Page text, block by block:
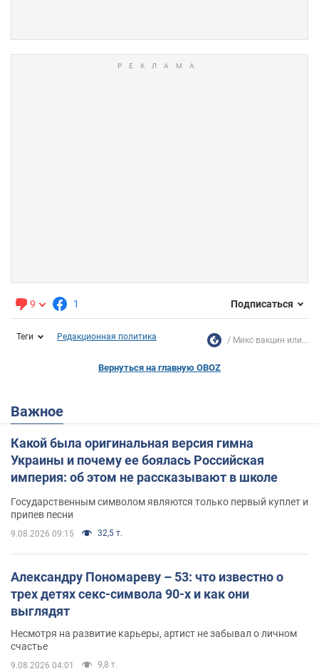
9 1 Подписаться
Теги Редакционная политика Микс вакцин или...
Вернуться на главную OBOZ
Важное
Какой была оригинальная версия гимна
Украины и почему ее боялась Российская
империя: об этом не рассказывают в школе
Государственным символом являются только первый куплет и
припев песни
9.08.2026 09:15 32,5 т.
Александру Пономареву – 53: что известно о
трех детях секс-символа 90-х и как они
выглядят
Несмотря на развитие карьеры, артист не забывал о личном
счастье
9.08.2026 04:01 9,8 т.